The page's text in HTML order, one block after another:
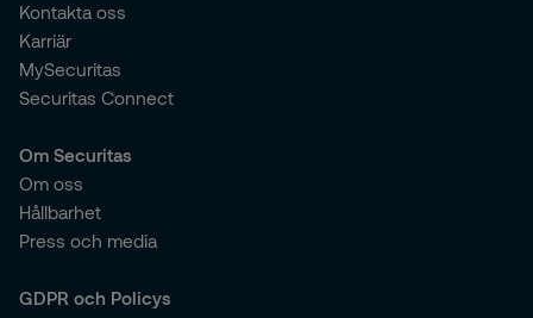
Kontakta oss
Karriär
MySecuritas
Securitas Connect
Om Securitas
Om oss
Hållbarhet
Press och media
GDPR och Policys